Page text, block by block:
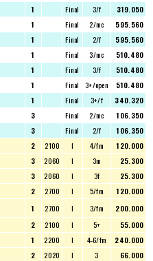
1 Final 3/f
319.050
1 Final 2/mc
595.560
1 Final 2/f
595.560
1 Final 3/mc
510.480
1 Final 3/f
510.480
1 Final 3+/open
510.480
1 Final 3+/f
340.320
3 Final 2/mc
106.350
3 Final 2/f
106.350
2 2100 I 4/fm
120.000
3 2060 I 3m
25.300
3 2060 I 3f
25.300
2 2700 I 5/fm
120.000
1 2700 I 3/fm
200.000
2 2100 I 5+
55.000
1 2200 I 4-6/fm
240.000
2 2020 I 3
66.000